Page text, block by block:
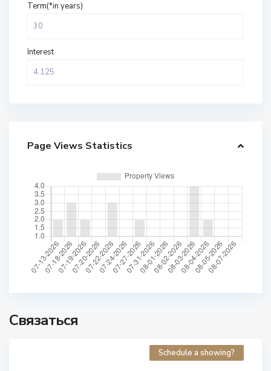
Term(*in years)
Interest
Page Views Statistics
Связаться
Schedule a showing?